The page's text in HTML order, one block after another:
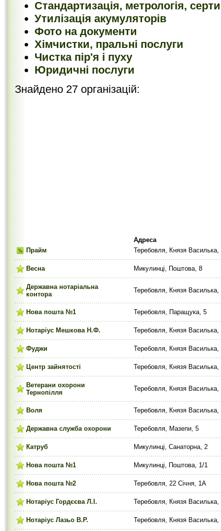
Стандартизація, метрологія,
Утилізація акумуляторів
Фото на документи
Хімчистки, пральні послуги
Чистка пір'я і пуху
Юридичні послуги
Знайдено 27 організацій:
Адреса
Прайм
Теребовля, Князя Василька,
Весна Микулинці, Поштова, 8
Державна нотаріальна
контора
Теребовля, Князя Василька,
Нова пошта №1 Теребовля, Паращука, 5
Нотаріус Мешкова Н.Ф. Теребовля, Князя Василька,
Фуджи Теребовля, Князя Василька,
Центр зайнятості Теребовля, Князя Василька,
Ветерани охорони
Тернопілля
Теребовля, Князя Василька,
Воля Теребовля, Князя
Державна служба охорони Теребовля, Мазепи, 5
Катруб Микулинці, Санаторна, 2
Нова пошта №1 Микулинці, Поштова, 1/1
Нова пошта №2 Теребовля, 22 Січня, 1А
Нотаріус Гордєєва Л.І. Теребовля, Князя Василька,
Нотаріус Лазьо В.Р. Теребовля, Князя Василька,